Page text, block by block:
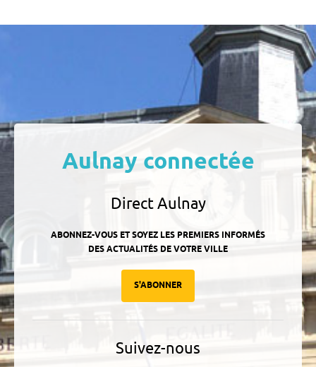
Aulnay connectée
Direct Aulnay
ABONNEZ-VOUS ET SOYEZ LES PREMIERS INFORMÉS
DES ACTUALITÉS DE VOTRE VILLE
S'ABONNER
Suivez-nous